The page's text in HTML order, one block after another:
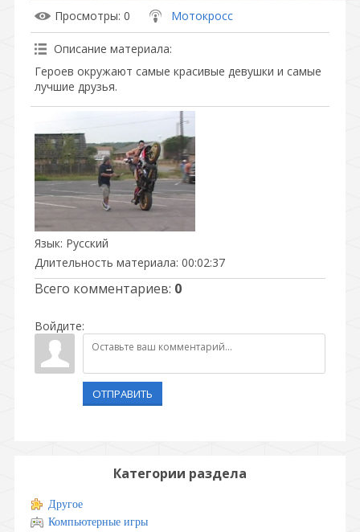
Просмотры: 0 Мотокросс
Описание материала:
Героев окружают самые красивые девушки и самые
лучшие друзья.
Язык: Русский
Длительность материала: 00:02:37
Всего комментариев: 0
Войдите:
ОТПРАВИТЬ
Категории раздела
Другое
Компьютерные игры